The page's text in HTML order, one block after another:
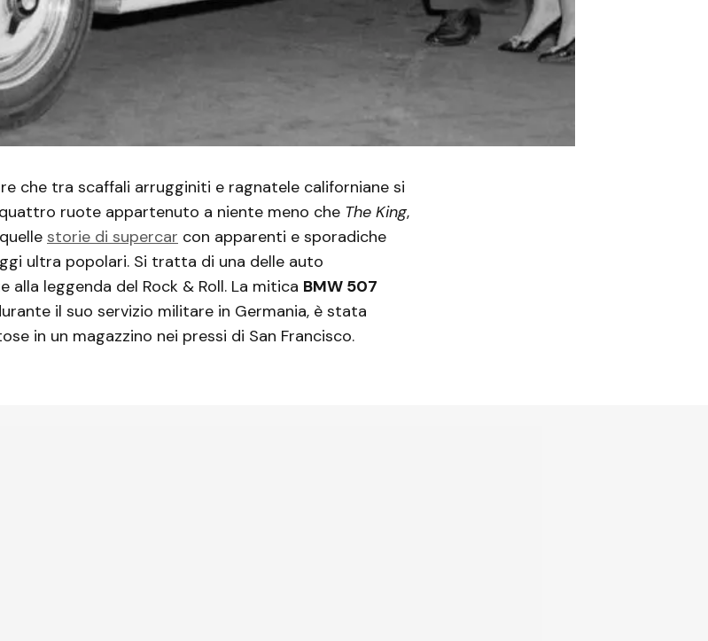
che tra scaffali arrugginiti e ragnatele californiane si
ruote appartenuto a niente meno che The King,
storie di supercar con apparenti e sporadiche
ultra popolari. Si tratta di una delle auto
alla leggenda del Rock & Roll. La mitica BMW 507
il suo servizio militare in Germania, è stata
in un magazzino nei pressi di San Francisco.